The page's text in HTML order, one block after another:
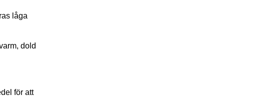
låga
dold
för att